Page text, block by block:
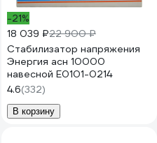
-21%
18 039 ₽22 900 ₽
Стабилизатор напряжения
Энергия асн 10000
навесной Е0101-0214
4.6(332)
В корзину